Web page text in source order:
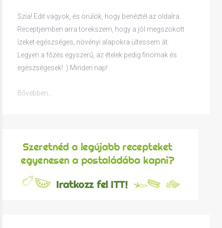
Szia! Edit vagyok, és örülök, hogy benéztél az oldalra.
Receptjeimben arra törekszem, hogy a jól megszokott
ízeket egészséges, növényi alapokra ültessem át.
Legyen a főzés egyszerű, az ételek pedig finomak és
egészségesek! :) Minden nap!
Bővebben...